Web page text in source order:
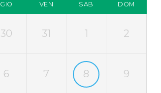
GIO VEN SAB DOM
30 31 1 2
6 7 8 9